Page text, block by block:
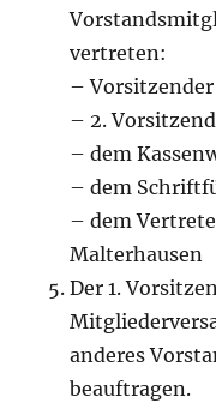
vertreten:
– Vorsitzender
– 2.
– dem
– dem
– dem
Malterhausen
Der 1.
anderes
beauftragen.